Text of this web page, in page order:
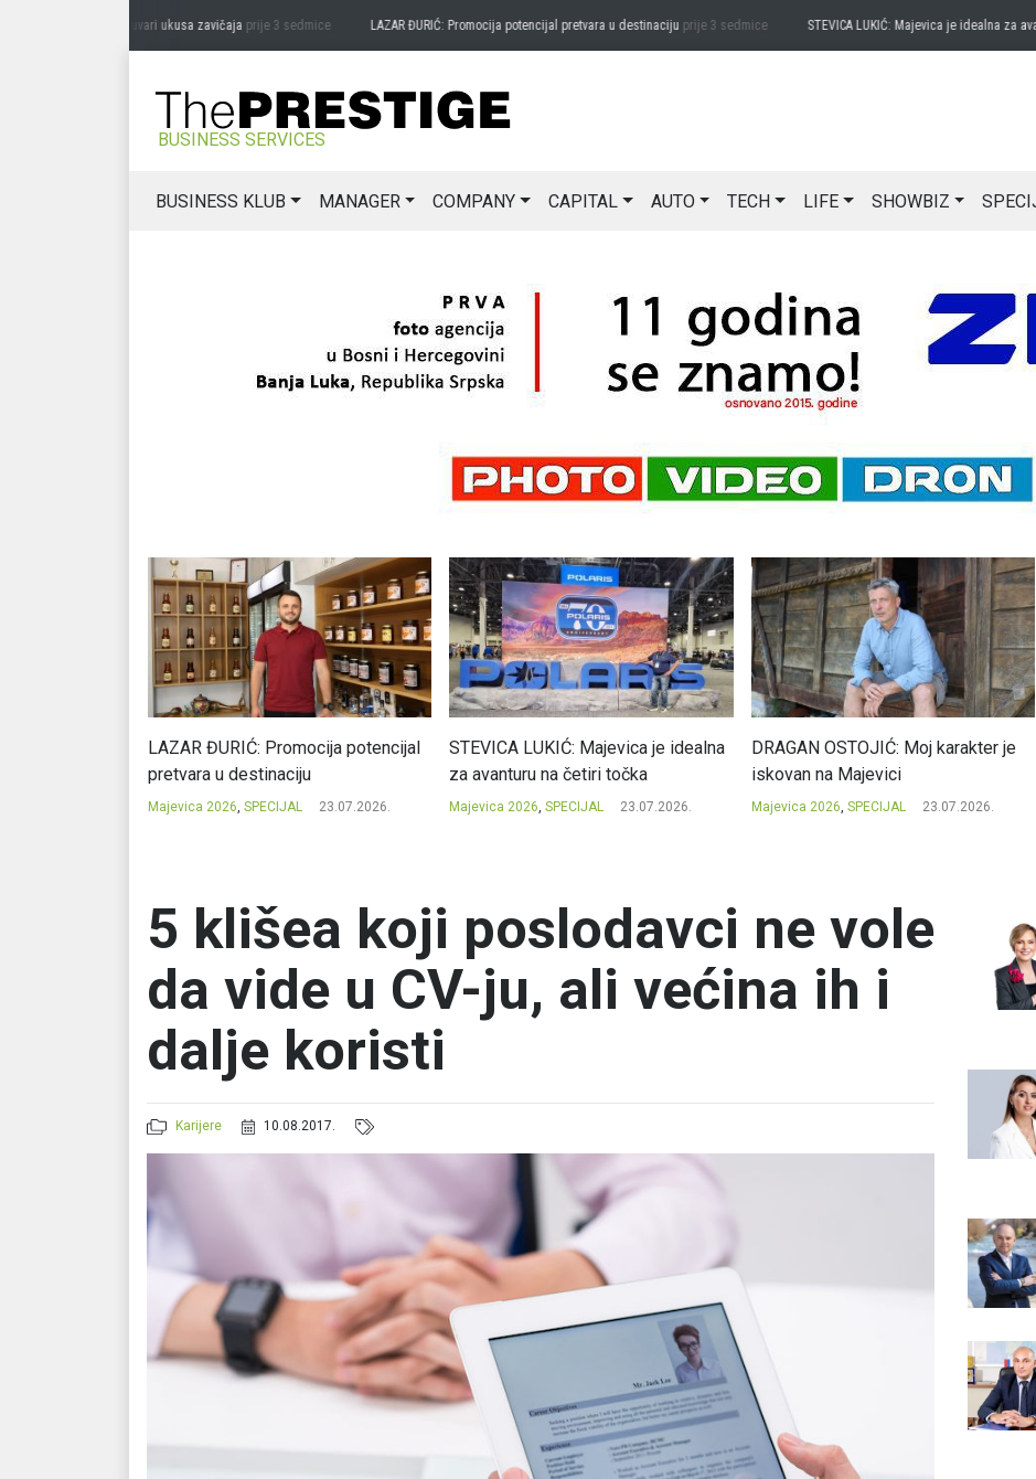
MIĆANOVIĆ: Čuvari ukusa zavičajaprije 3 sedmice LAZAR ĐURIĆ: Promocija potencijal pretvara u destinacijuprije 3 sedmice STEVICA LUKIĆ: Majevica je idealna za
BUSINESS SERVICES
BUSINESS KLUB MANAGER COMPANY CAPITAL AUTO TECH LIFE SHOWBIZ
LAZAR ĐURIĆ: Promocija potencijal
pretvara u destinaciju
Majevica 2026, SPECIJAL 23.07.2026.
STEVICA LUKIĆ: Majevica je idealna
za avanturu na četiri točka
Majevica 2026, SPECIJAL 23.07.2026.
DRAGAN OSTOJIĆ: Moj karakter je
iskovan na Majevici
Majevica 2026, SPECIJAL 23.07.2026.
5 klišea koji poslodavci ne vole
da vide u CV-ju, ali većina ih i
dalje koristi
Karijere 10.08.2017.